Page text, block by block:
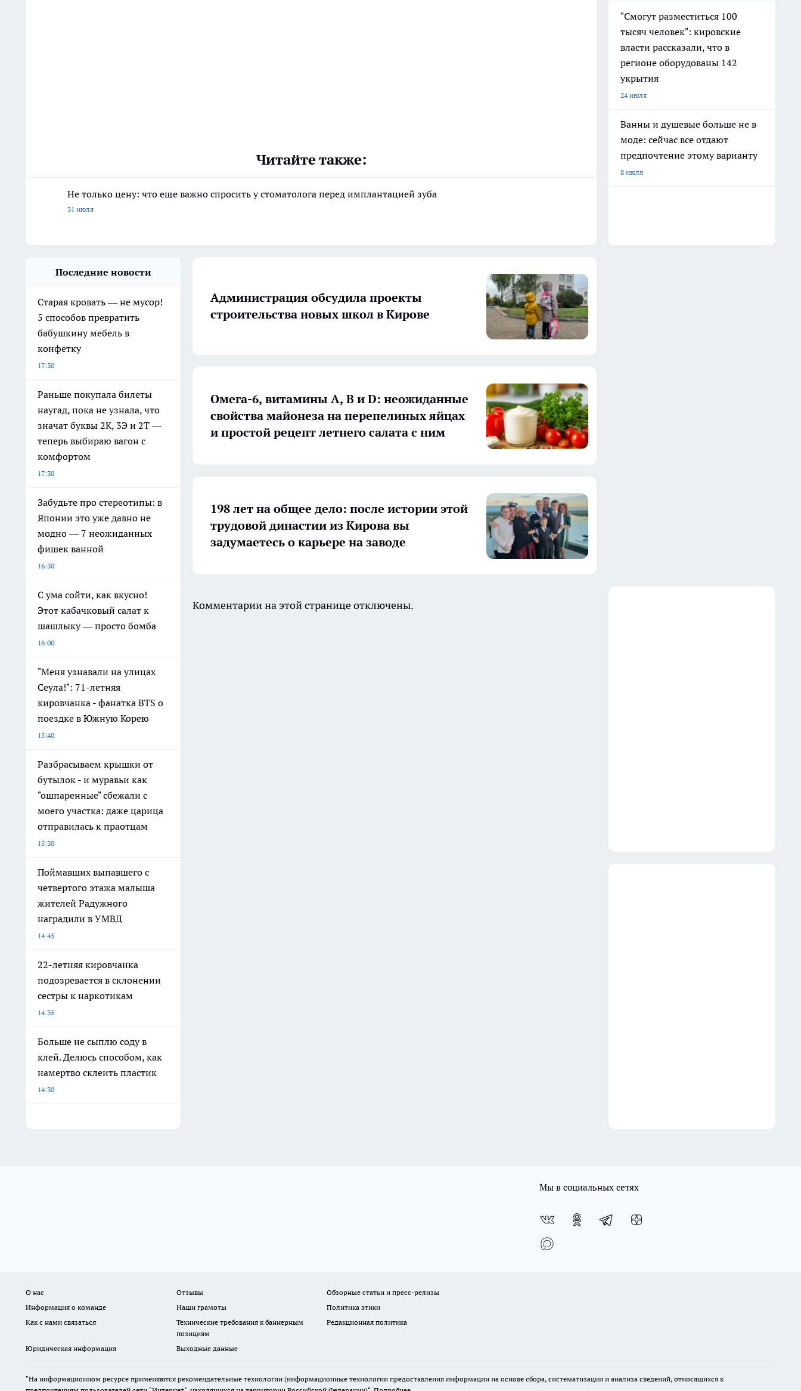
Читайте также:
Не только цену: что еще важно спросить у стоматолога перед имплантацией зуба
31 июля
"Смогут разместиться 100
тысяч человек": кировские
власти рассказали, что в
регионе оборудованы 142
укрытия
24 июля
Ванны и душевые больше не в
моде: сейчас все отдают
предпочтение этому варианту
8 июля
Последние новости
Старая кровать — не мусор!
5 способов превратить
бабушкину мебель в
конфетку
17:30
Раньше покупала билеты
наугад, пока не узнала, что
значат буквы 2К, 3Э и 2Т —
теперь выбираю вагон с
комфортом
17:30
Забудьте про стереотипы: в
Японии это уже давно не
модно — 7 неожиданных
фишек ванной
16:30
С ума сойти, как вкусно!
Этот кабачковый салат к
шашлыку — просто бомба
16:00
"Меня узнавали на улицах
Сеула!": 71-летняя
кировчанка - фанатка BTS о
поездке в Южную Корею
15:40
Разбрасываем крышки от
бутылок - и муравьи как
"ошпаренные" сбежали с
моего участка: даже царица
отправилась к праотцам
15:30
Поймавших выпавшего с
четвертого этажа малыша
жителей Радужного
наградили в УМВД
14:45
22-летняя кировчанка
подозревается в склонении
сестры к наркотикам
14:35
Больше не сыплю соду в
клей. Делюсь способом, как
намертво склеить пластик
14:30
Администрация обсудила проекты
строительства новых школ в Кирове
Омега-6, витамины А, В и D: неожиданные
свойства майонеза на перепелиных яйцах
и простой рецепт летнего салата с ним
198 лет на общее дело: после истории этой
трудовой династии из Кирова вы
задумаетесь о карьере на заводе
Комментарии на этой странице отключены.
Мы в социальных сетях
О нас Отзывы
Обзорные статьи и пресс-релизы
Информация о команде
Наши грамоты
Политика этики
Как с нами связаться
Технические требования к баннерным
позициям
Редакционная политика
Юридическая информация Выходные данные
"На информационном ресурсе применяются рекомендательные технологии (информационные технологии предоставления информации на основе сбора, систематизации и анализа сведений, относящихся к